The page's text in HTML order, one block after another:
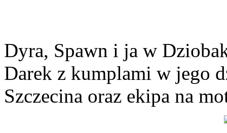
Dyra, Spawn i ja w
Darek z kumplami w jego
Szczecina oraz ekipa na